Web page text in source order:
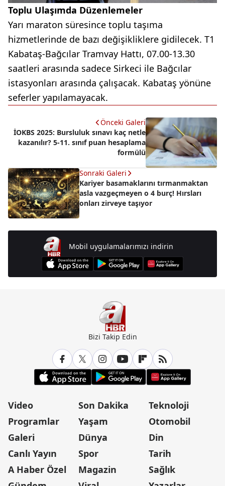
Toplu Ulaşımda Düzenlemeler
Yarı maraton süresince toplu taşıma
hizmetlerinde de bazı değişikliklere gidilecek. T1
Kabataş-Bağcılar Tramvay Hattı, 07.00-13.30
saatleri arasında sadece Sirkeci ile Bağcılar
istasyonları arasında çalışacak. Kabataş yönüne
seferler yapılamayacak.
Önceki Galeri
İOKBS 2025: Bursluluk sınavı kaç netle
kazanılır? 5-11. sınıf puan hesaplama
formülü
Sonraki Galeri
Kariyer basamaklarını tırmanmaktan
asla vazgeçmeyen o 4 burç! Hırsları
onları zirveye taşıyor
Mobil uygulamalarımızı indirin
Bizi Takip Edin
Video
Programlar
Galeri
Canlı Yayın
A Haber Özel
Son Dakika
Yaşam
Dünya
Spor
Magazin
Teknoloji
Otomobil
Din
Tarih
Sağlık